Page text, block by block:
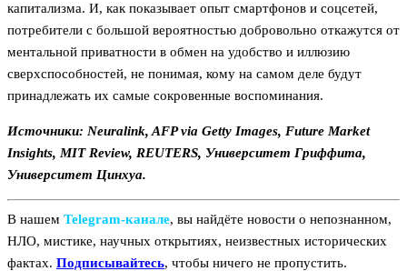
капитализма. И, как показывает опыт смартфонов и соцсетей,
потребители с большой вероятностью добровольно откажутся от
ментальной приватности в обмен на удобство и иллюзию
сверхспособностей, не понимая, кому на самом деле будут
принадлежать их самые сокровенные воспоминания.
Источники: Neuralink, AFP via Getty Images, Future Market
Insights, MIT Review, REUTERS, Университет Гриффита,
Университет Цинхуа.
В нашем Telegram‑канале, вы найдёте новости о непознанном,
НЛО, мистике, научных открытиях, неизвестных исторических
фактах. Подписывайтесь, чтобы ничего не пропустить.